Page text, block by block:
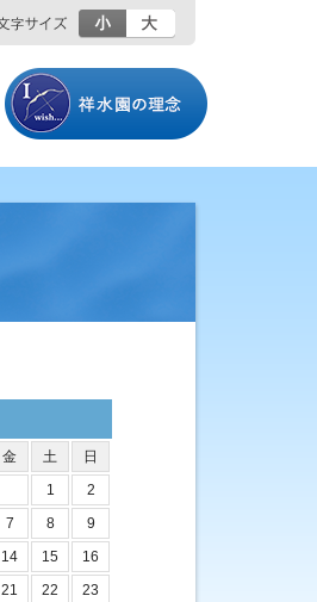
小
金 土
日
1
2
7 8
9
14 15
16
21 22
23